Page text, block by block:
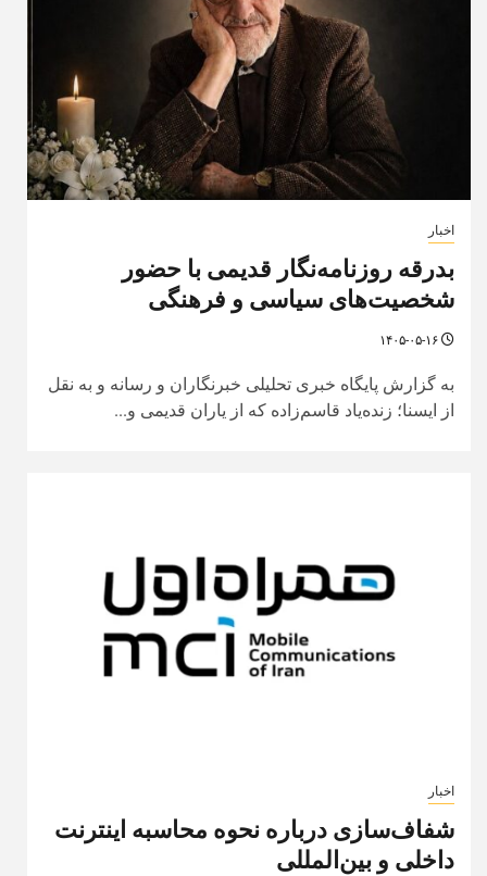
اخبار
بدرقه روزنامه‌نگار قدیمی با حضور
شخصیت‌های سیاسی و فرهنگی
به گزارش پایگاه خبری تحلیلی خبرنگاران و رسانه و به نقل
از ایسنا؛ زنده‌یاد قاسم‌زاده که از یاران قدیمی و...
اخبار
شفاف‌سازی درباره نحوه محاسبه اینترنت
داخلی و بین‌المللی